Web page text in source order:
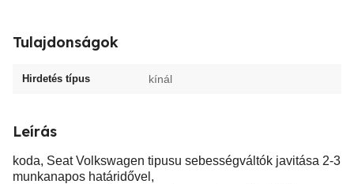
Tulajdonságok
Hirdetés típus kínál
Leírás
koda, Seat Volkswagen tipusu sebességváltók javitása 2-3
munkanapos határidővel,